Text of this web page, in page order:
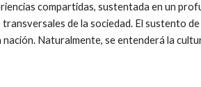
compartidas, sustentada en un
de la sociedad. El sustento
Naturalmente, se entenderá la